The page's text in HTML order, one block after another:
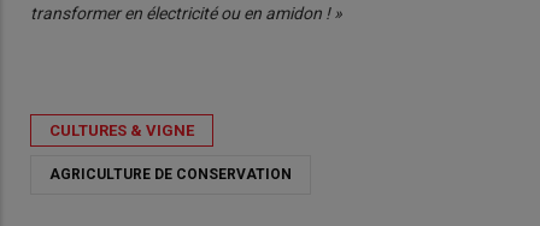
transformer en électricité ou en amidon ! »
CULTURES & VIGNE
AGRICULTURE DE CONSERVATION